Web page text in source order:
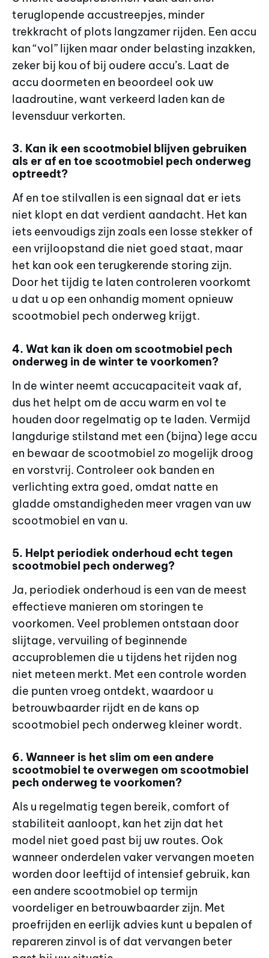
teruglopende accustreepjes, minder
trekkracht of plots langzamer rijden. Een accu
kan “vol” lijken maar onder belasting inzakken,
zeker bij kou of bij oudere accu’s. Laat de
accu doormeten en beoordeel ook uw
laadroutine, want verkeerd laden kan de
levensduur verkorten.
3. Kan ik een scootmobiel blijven gebruiken
als er af en toe scootmobiel pech onderweg
optreedt?
Af en toe stilvallen is een signaal dat er iets
niet klopt en dat verdient aandacht. Het kan
iets eenvoudigs zijn zoals een losse stekker of
een vrijloopstand die niet goed staat, maar
het kan ook een terugkerende storing zijn.
Door het tijdig te laten controleren voorkomt
u dat u op een onhandig moment opnieuw
scootmobiel pech onderweg krijgt.
4. Wat kan ik doen om scootmobiel pech
onderweg in de winter te voorkomen?
In de winter neemt accucapaciteit vaak af,
dus het helpt om de accu warm en vol te
houden door regelmatig op te laden. Vermijd
langdurige stilstand met een (bijna) lege accu
en bewaar de scootmobiel zo mogelijk droog
en vorstvrij. Controleer ook banden en
verlichting extra goed, omdat natte en
gladde omstandigheden meer vragen van uw
scootmobiel en van u.
5. Helpt periodiek onderhoud echt tegen
scootmobiel pech onderweg?
Ja, periodiek onderhoud is een van de meest
effectieve manieren om storingen te
voorkomen. Veel problemen ontstaan door
slijtage, vervuiling of beginnende
accuproblemen die u tijdens het rijden nog
niet meteen merkt. Met een controle worden
die punten vroeg ontdekt, waardoor u
betrouwbaarder rijdt en de kans op
scootmobiel pech onderweg kleiner wordt.
6. Wanneer is het slim om een andere
scootmobiel te overwegen om scootmobiel
pech onderweg te voorkomen?
Als u regelmatig tegen bereik, comfort of
stabiliteit aanloopt, kan het zijn dat het
model niet goed past bij uw routes. Ook
wanneer onderdelen vaker vervangen moeten
worden door leeftijd of intensief gebruik, kan
een andere scootmobiel op termijn
voordeliger en betrouwbaarder zijn. Met
proefrijden en eerlijk advies kunt u bepalen of
repareren zinvol is of dat vervangen beter